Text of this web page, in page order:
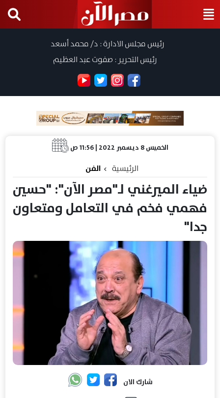
رئيس مجلس الادارة : د/ محمد أسعد
رئيس التحرير : صفوت عبد العظيم
الخميس 8 ديسمبر 2022 | 11:56 ص
الرئيسية الفن
ضياء الميرغني لـ"مصر الآن": "حسين
فهمي فخم في التعامل ومتعاون
جدا"
شارك الان